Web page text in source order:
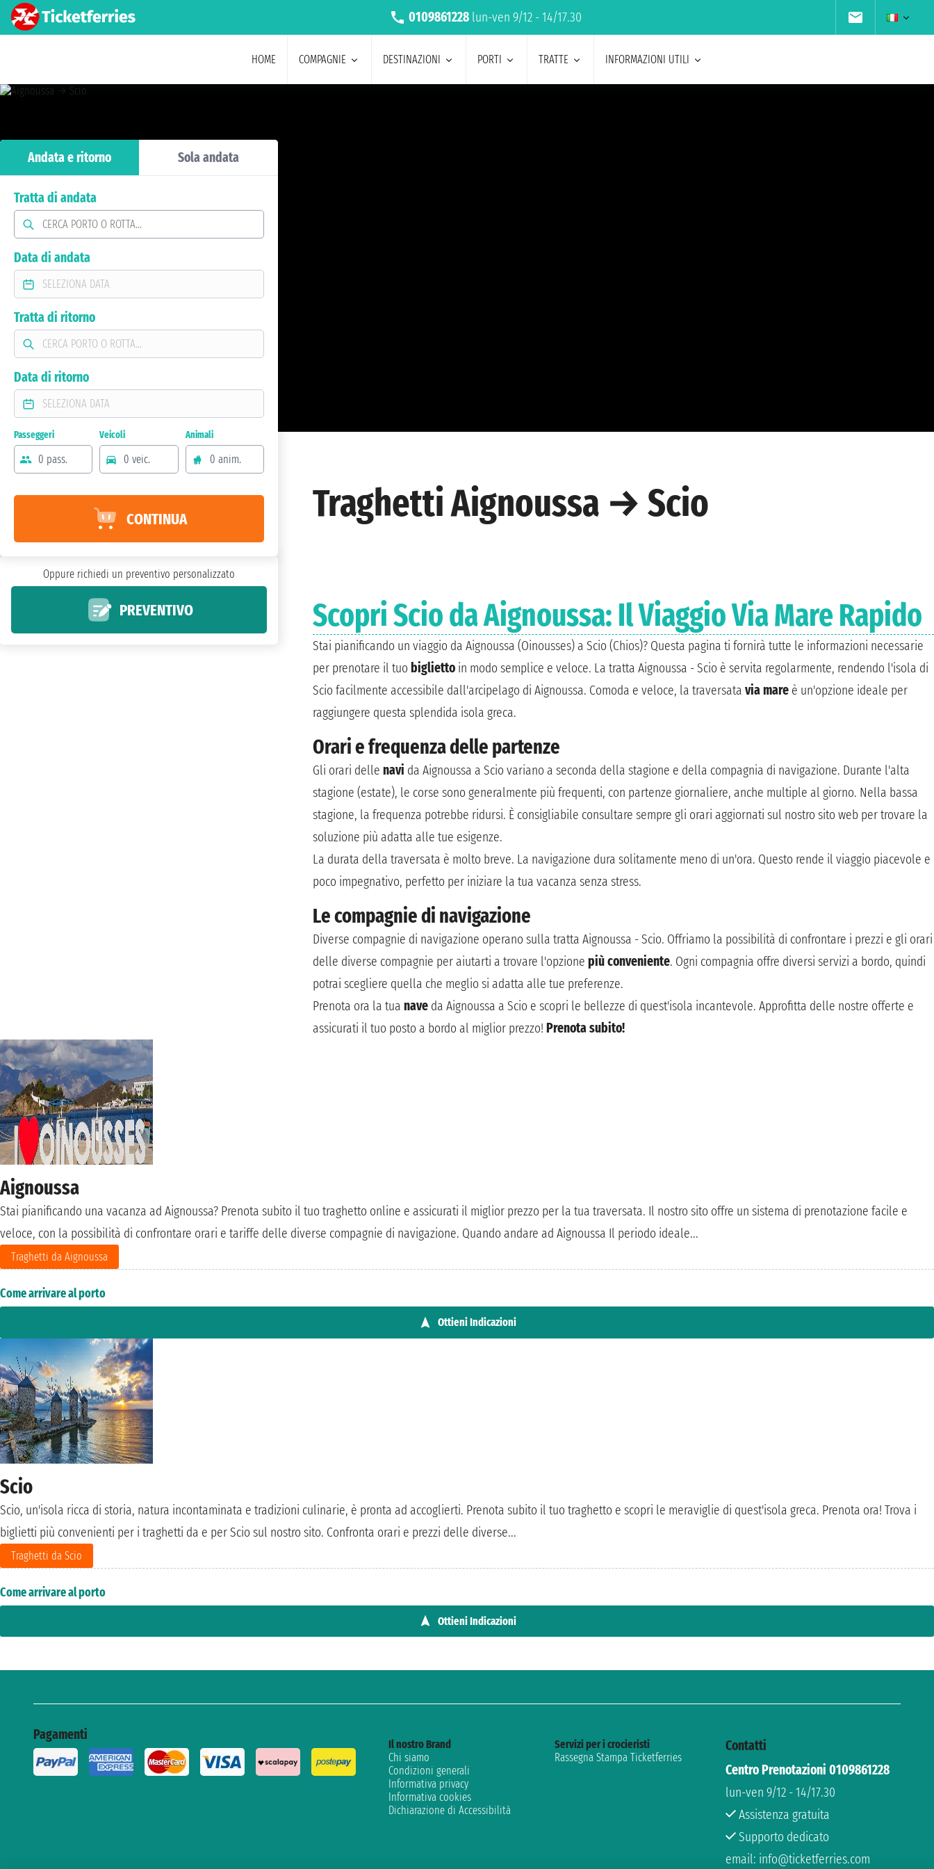
0109861228 lun-ven 9/12 - 14/17.30
HOME COMPAGNIE DESTINAZIONI PORTI TRATTE INFORMAZIONI UTILI
Traghetti Aignoussa → Scio
Scopri Scio da Aignoussa: Il Viaggio Via Mare Rapido
Stai pianificando un viaggio da Aignoussa (Oinousses) a Scio (Chios)? Questa pagina ti fornirà tutte le informazioni necessarie
per prenotare il tuo biglietto in modo semplice e veloce. La tratta Aignoussa - Scio è servita regolarmente, rendendo l'isola di
Scio facilmente accessibile dall'arcipelago di Aignoussa. Comoda e veloce, la traversata via mare è un'opzione ideale per
raggiungere questa splendida isola greca.
Orari e frequenza delle partenze
Gli orari delle navi da Aignoussa a Scio variano a seconda della stagione e della compagnia di navigazione. Durante l'alta
stagione (estate), le corse sono generalmente più frequenti, con partenze giornaliere, anche multiple al giorno. Nella bassa
stagione, la frequenza potrebbe ridursi. È consigliabile consultare sempre gli orari aggiornati sul nostro sito web per trovare la
soluzione più adatta alle tue esigenze.
La durata della traversata è molto breve. La navigazione dura solitamente meno di un'ora. Questo rende il viaggio piacevole e
poco impegnativo, perfetto per iniziare la tua vacanza senza stress.
Le compagnie di navigazione
Diverse compagnie di navigazione operano sulla tratta Aignoussa - Scio. Offriamo la possibilità di confrontare i prezzi e gli orari
delle diverse compagnie per aiutarti a trovare l'opzione più conveniente. Ogni compagnia offre diversi servizi a bordo, quindi
potrai scegliere quella che meglio si adatta alle tue preferenze.
Prenota ora la tua nave da Aignoussa a Scio e scopri le bellezze di quest'isola incantevole. Approfitta delle nostre offerte e
assicurati il tuo posto a bordo al miglior prezzo! Prenota subito!
Aignoussa
Stai pianificando una vacanza ad Aignoussa? Prenota subito il tuo traghetto online e assicurati il miglior prezzo per la tua traversata. Il nostro sito offre un sistema di prenotazione facile e
veloce, con la possibilità di confrontare orari e tariffe delle diverse compagnie di navigazione. Quando andare ad Aignoussa Il periodo ideale...
Traghetti da Aignoussa
Come arrivare al porto
Ottieni Indicazioni
Scio
Scio, un'isola ricca di storia, natura incontaminata e tradizioni culinarie, è pronta ad accoglierti. Prenota subito il tuo traghetto e scopri le meraviglie di quest'isola greca. Prenota ora! Trova i
biglietti più convenienti per i traghetti da e per Scio sul nostro sito. Confronta orari e prezzi delle diverse...
Traghetti da Scio
Come arrivare al porto
Ottieni Indicazioni
Andata e ritorno Sola andata
Tratta di andata
Data di andata
Tratta di ritorno
Data di ritorno
Passeggeri
0 pass.
Veicoli
0 veic.
Animali
0 anim.
CONTINUA
Oppure richiedi un preventivo personalizzato
PREVENTIVO
Pagamenti
Il nostro Brand
Chi siamo
Condizioni generali
Informativa privacy
Informativa cookies
Dichiarazione di Accessibilità
Servizi per i crocieristi
Rassegna Stampa Ticketferries
Contatti
Centro Prenotazioni 0109861228
lun-ven 9/12 - 14/17.30
Assistenza gratuita
Supporto dedicato
email: info@ticketferries.com